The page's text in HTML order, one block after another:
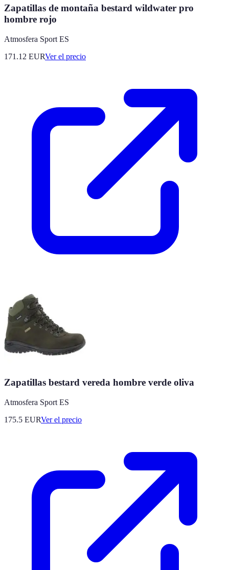
Zapatillas de montaña bestard wildwater pro
hombre rojo
Atmosfera Sport ES
171.12 EURVer el precio
Zapatillas bestard vereda hombre verde oliva
Atmosfera Sport ES
175.5 EURVer el precio